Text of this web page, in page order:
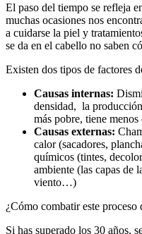
El paso del tiempo se refleja
muchas ocasiones nos
a cuidarse la piel y
se da en el cabello no saben
Existen dos tipos de factores
Causas internas:
densidad, la
más pobre, tiene
Causas externas:
calor (sacadores,
químicos (tintes,
ambiente (las capas de
viento…)
¿Cómo combatir este proceso
Si has superado los 30 años,